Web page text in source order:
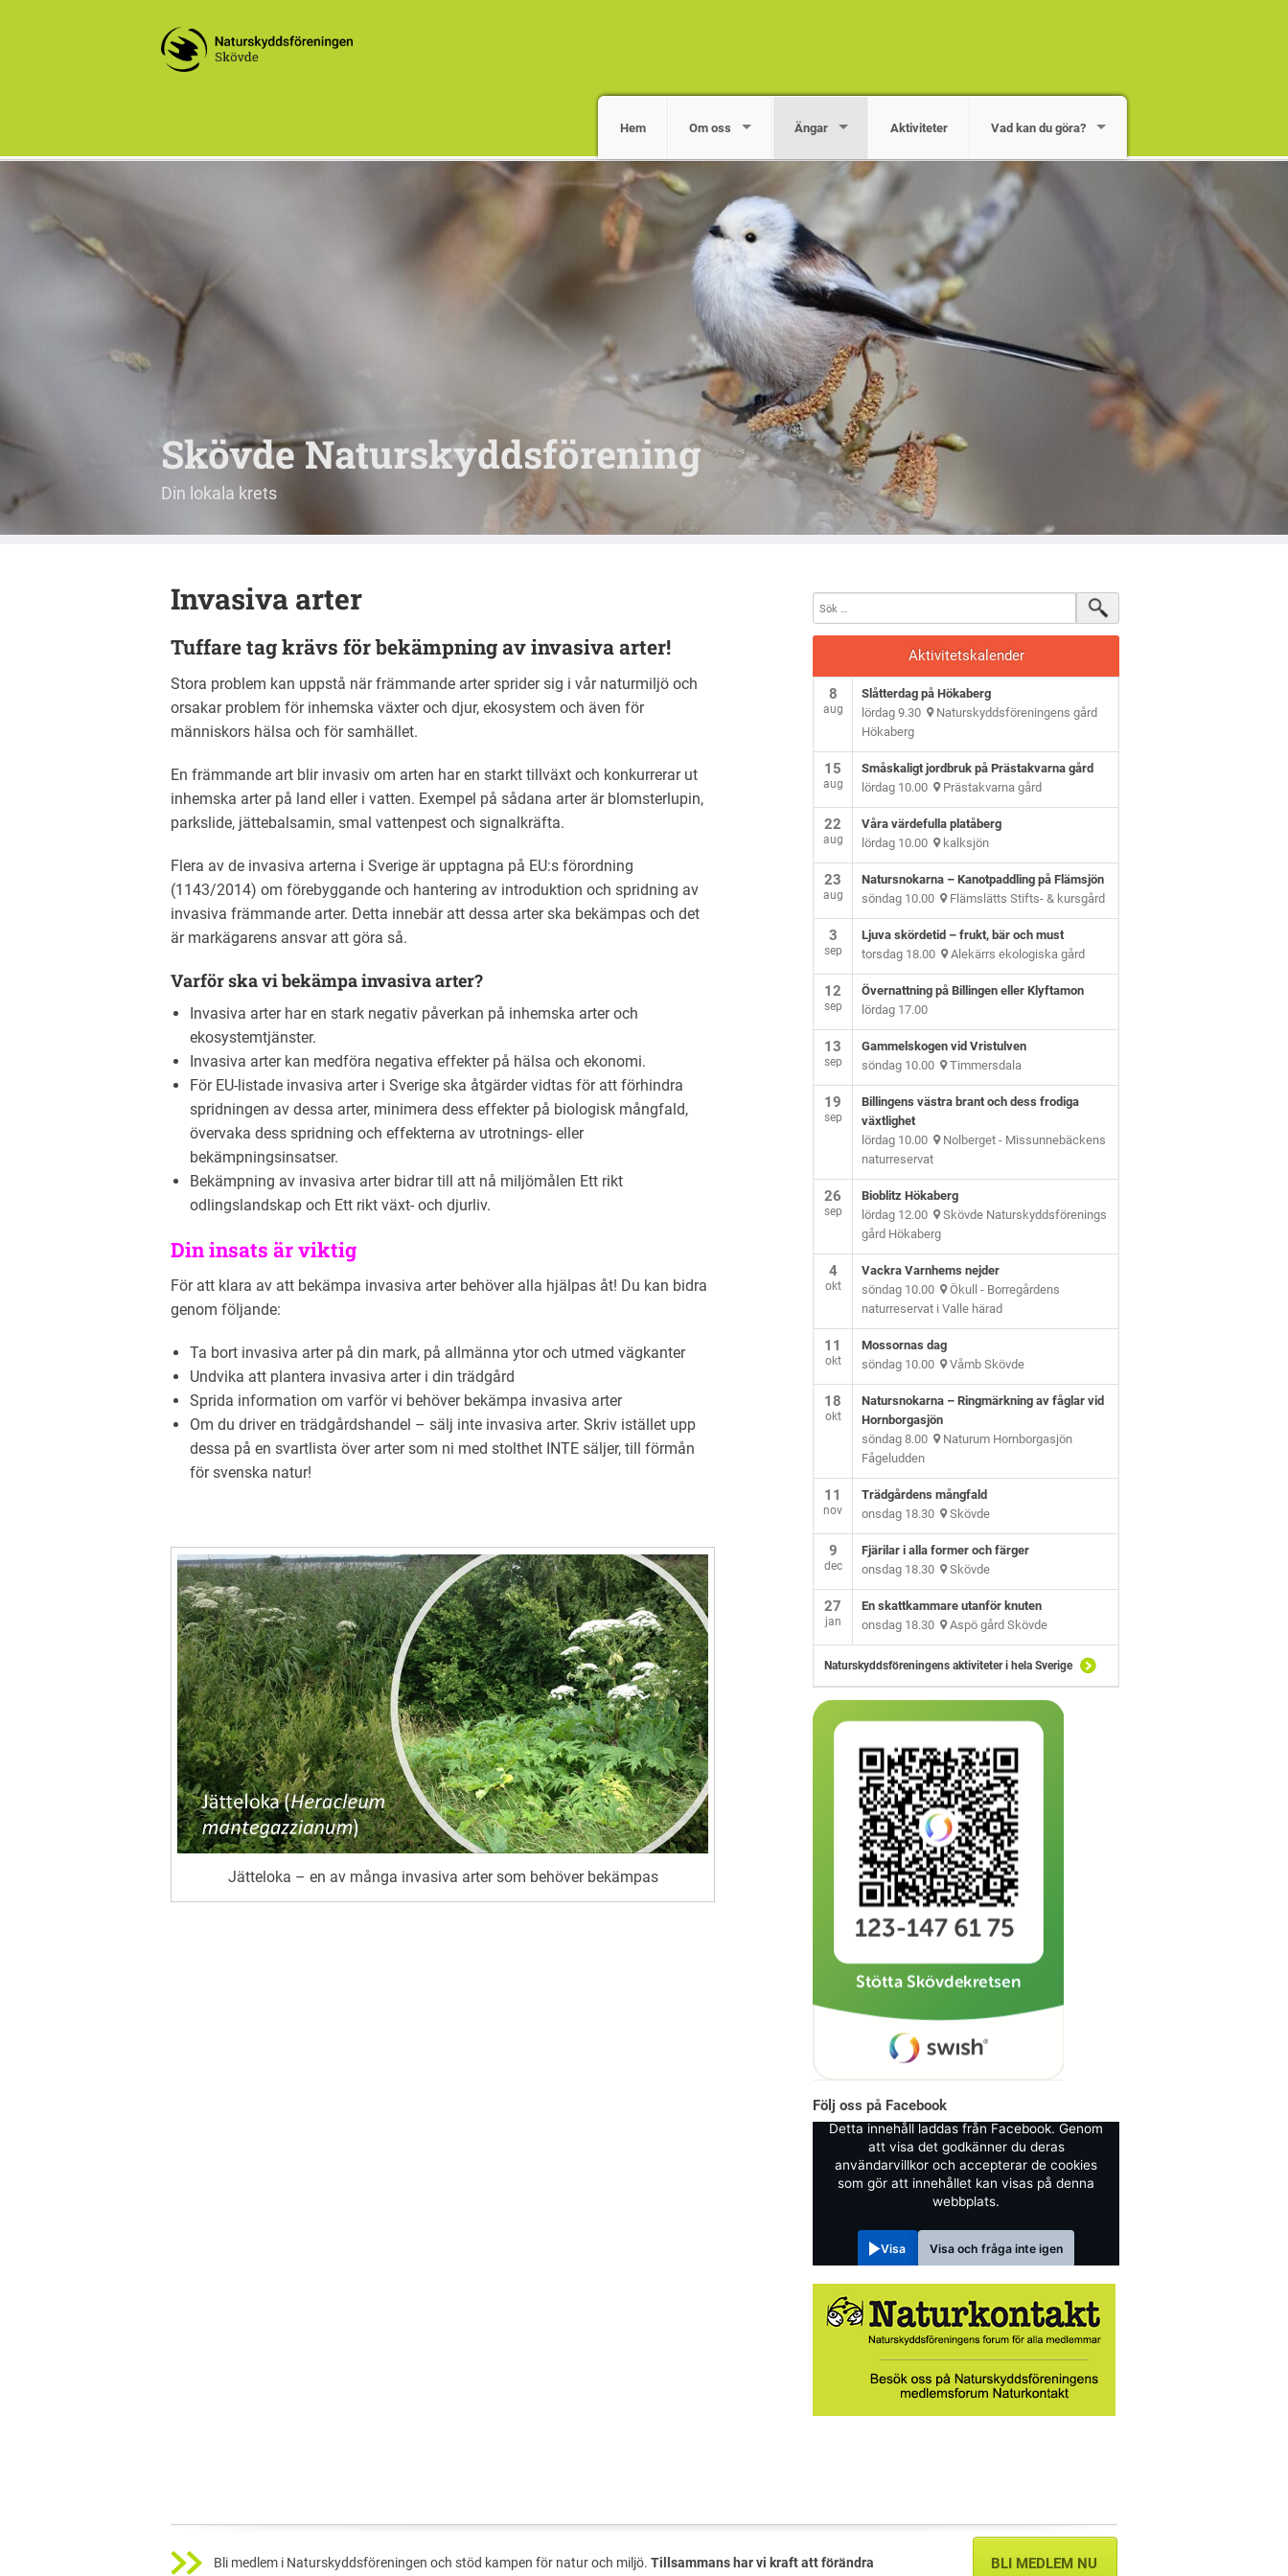
Hem Om oss Ängar Aktiviteter Vad kan du göra?
Skövde Naturskyddsförening
Din lokala krets
Invasiva arter
Tuffare tag krävs för bekämpning av invasiva arter!
Stora problem kan uppstå när främmande arter sprider sig i vår naturmiljö och
orsakar problem för inhemska växter och djur, ekosystem och även för
människors hälsa och för samhället.
En främmande art blir invasiv om arten har en starkt tillväxt och konkurrerar ut
inhemska arter på land eller i vatten. Exempel på sådana arter är blomsterlupin,
parkslide, jättebalsamin, smal vattenpest och signalkräfta.
Flera av de invasiva arterna i Sverige är upptagna på EU:s förordning
(1143/2014) om förebyggande och hantering av introduktion och spridning av
invasiva främmande arter. Detta innebär att dessa arter ska bekämpas och det
är markägarens ansvar att göra så.
Varför ska vi bekämpa invasiva arter?
Invasiva arter har en stark negativ påverkan på inhemska arter och
ekosystemtjänster.
Invasiva arter kan medföra negativa effekter på hälsa och ekonomi.
För EU-listade invasiva arter i Sverige ska åtgärder vidtas för att förhindra
spridningen av dessa arter, minimera dess effekter på biologisk mångfald,
övervaka dess spridning och effekterna av utrotnings- eller
bekämpningsinsatser.
Bekämpning av invasiva arter bidrar till att nå miljömålen Ett rikt
odlingslandskap och Ett rikt växt- och djurliv.
Din insats är viktig
För att klara av att bekämpa invasiva arter behöver alla hjälpas åt! Du kan bidra
genom följande:
Ta bort invasiva arter på din mark, på allmänna ytor och utmed vägkanter
Undvika att plantera invasiva arter i din trädgård
Sprida information om varför vi behöver bekämpa invasiva arter
Om du driver en trädgårdshandel – sälj inte invasiva arter. Skriv istället upp
dessa på en svartlista över arter som ni med stolthet INTE säljer, till förmån
för svenska natur!
Jätteloka – en av många invasiva arter som behöver bekämpas
Aktivitetskalender
8
aug
Slåtterdag på Hökaberg
lördag 9.30 Naturskyddsföreningens gård
Hökaberg
15
aug
Småskaligt jordbruk på Prästakvarna gård
lördag 10.00 Prästakvarna gård
22
aug
Våra värdefulla platåberg
lördag 10.00 kalksjön
23
aug
Natursnokarna – Kanotpaddling på Flämsjön
söndag 10.00 Flämslätts Stifts- & kursgård
3
sep
Ljuva skördetid – frukt, bär och must
torsdag 18.00 Alekärrs ekologiska gård
12
sep
Övernattning på Billingen eller Klyftamon
lördag 17.00
13
sep
Gammelskogen vid Vristulven
söndag 10.00 Timmersdala
19
sep
Billingens västra brant och dess frodiga
växtlighet
lördag 10.00 Nolberget - Missunnebäckens
naturreservat
26
sep
Bioblitz Hökaberg
lördag 12.00 Skövde Naturskyddsförenings
gård Hökaberg
4
okt
Vackra Varnhems nejder
söndag 10.00 Ökull - Borregårdens
naturreservat i Valle härad
11
okt
Mossornas dag
söndag 10.00 Våmb Skövde
18
okt
Natursnokarna – Ringmärkning av fåglar vid
Hornborgasjön
söndag 8.00 Naturum Hornborgasjön
Fågeludden
11
nov
Trädgårdens mångfald
onsdag 18.30 Skövde
9
dec
Fjärilar i alla former och färger
onsdag 18.30 Skövde
27
jan
En skattkammare utanför knuten
onsdag 18.30 Aspö gård Skövde
Naturskyddsföreningens aktiviteter i hela Sverige
Följ oss på Facebook
Detta innehåll laddas från Facebook. Genom
att visa det godkänner du deras
användarvillkor och accepterar de cookies
som gör att innehållet kan visas på denna
webbplats.
Visa Visa och fråga inte igen
Bli medlem i Naturskyddsföreningen och stöd kampen för natur och miljö. Tillsammans har vi kraft att förändra BLI MEDLEM NU